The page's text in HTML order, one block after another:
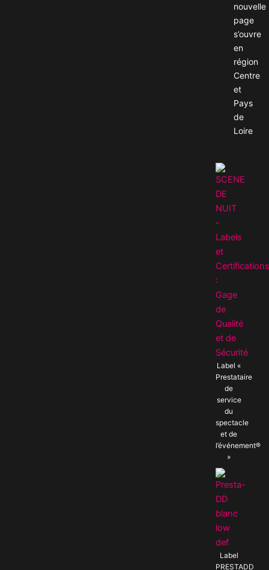
nouvelle
page
s’ouvre
en
région
Centre
et
Pays
de
Loire
Label
PRESTADD
Label «
Prestataire
de
service
du
spectacle
et de
l’événement®
»